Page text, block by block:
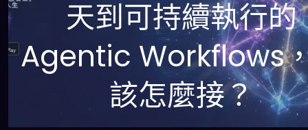
天到可持續執行的
Agentic Workflows
該怎麼接？